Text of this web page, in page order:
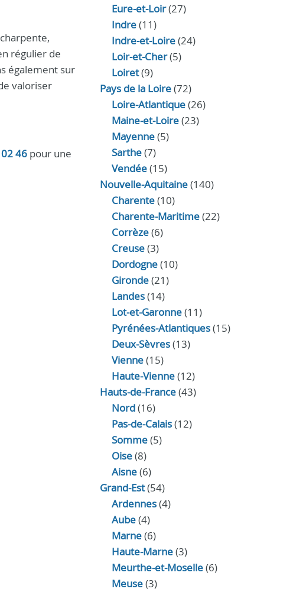
régulier de
également sur
valoriser
46 pour une
Eure‑et‑Loir(27)
Indre(11)
Indre‑et‑Loire(24)
Loir‑et‑Cher(5)
Loiret(9)
Pays de la Loire(72)
Loire-Atlantique(26)
Maine-et-Loire(23)
Mayenne(5)
Sarthe(7)
Vendée(15)
Nouvelle-Aquitaine(140)
Charente(10)
Charente-Maritime(22)
Corrèze(6)
Creuse(3)
Dordogne(10)
Gironde(21)
Landes(14)
Lot-et-Garonne(11)
Pyrénées-Atlantiques(15)
Deux-Sèvres(13)
Vienne(15)
Haute-Vienne(12)
Hauts-de-France(43)
Nord(16)
Pas-de-Calais(12)
Somme(5)
Oise(8)
Aisne(6)
Grand-Est(54)
Ardennes(4)
Aube(4)
Marne(6)
Haute-Marne(3)
Meurthe-et-Moselle(6)
Meuse(3)